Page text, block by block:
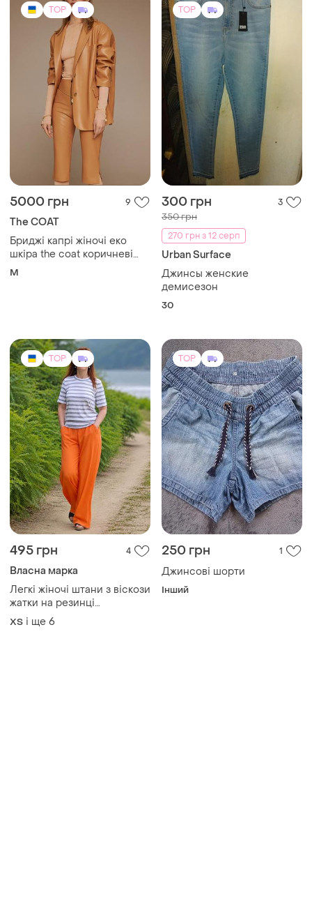
TOP
5000 грн 9
The COAT
Бриджі капрі жіночі еко
шкіра the coat коричневі
гірчичні оригінал м
M
TOP
300 грн 3
350 грн
270 грн з 12 серп
Urban Surface
Джинсы женские
демисезон
30
TOP
495 грн 4
Власна марка
Легкі жіночі штани з віскози
жатки на резинці
помаранчевий
ХS і ще 6
TOP
250 грн 1
Джинсові шорти
Інший